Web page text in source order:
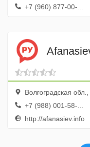
+7 (960) 877-00-...
Волгоградская обл.,
+7 (988) 001-58-...
http://afanasiev.info